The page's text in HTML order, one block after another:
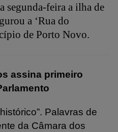
segunda-feira a ilha de
a ‘Rua do
de Porto Novo.
assina primeiro
Palavras de
da Câmara dos